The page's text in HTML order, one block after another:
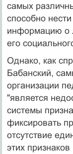
самых
способно
информацию о
его
Однако, как
Бабанский,
организации
"является
системы
фиксировать
отсутствие
этих